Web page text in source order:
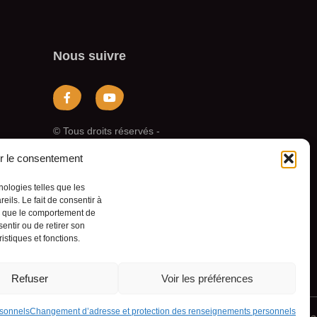
le consentement
telles que les
Le fait de consentir à
le comportement de
ou de retirer son
et fonctions.
Refuser Voir les préférences
Changement d’adresse et protection des renseignements personnels
Nous suivre
© Tous droits réservés -
Takuhikan
Conception Web :
Agence Polka/Arsenal